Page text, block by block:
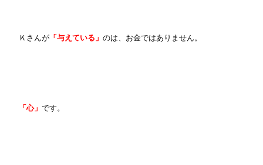
Ｋさんが 「与えている」 のは、お金ではありません。
「心」 です。